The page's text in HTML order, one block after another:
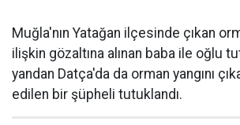
Muğla'nın Yatağan ilçesinde çıkan
ilişkin gözaltına alınan baba ile oğlu
yandan Datça'da da orman yangını
edilen bir şüpheli tutuklandı.